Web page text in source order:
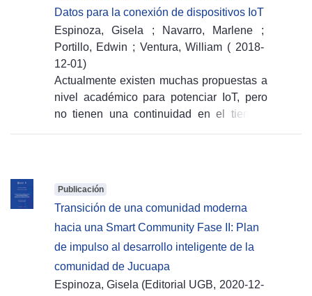
Datos para la conexión de dispositivos IoT
Espinoza, Gisela
; Navarro, Marlene
;
Portillo, Edwin ; Ventura, William ( 2018-
12-01)
Actualmente existen muchas propuestas a
nivel académico para potenciar IoT, pero
no tienen una continuidad en el tiempo,
cuentan con dispositivos para el desarrollo
de proyectos enfocados a IoT, esto
favorece la creación de múltiples y
diversas iniciativas en esta área. - En el
2016 apoyados por USAID Pro -
Publicación
Transición de una comunidad moderna
hacia una Smart Community Fase II: Plan
de impulso al desarrollo inteligente de la
comunidad de Jucuapa
Espinoza, Gisela (Editorial UGB, 2020-12-